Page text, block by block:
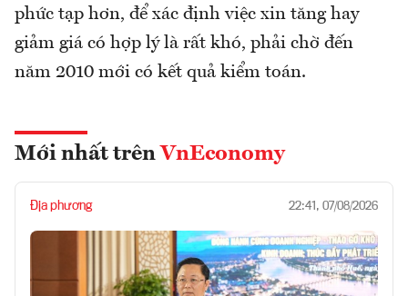
phức tạp hơn, để xác định việc xin tăng hay
giảm giá có hợp lý là rất khó, phải chờ đến
năm 2010 mới có kết quả kiểm toán.
Mới nhất trên VnEconomy
Địa phương 22:41, 07/08/2026